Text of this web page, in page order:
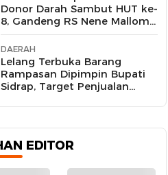
Donor Darah Sambut HUT ke-
8, Gandeng RS Nene Mallomo
dan Polres
DAERAH
Lelang Terbuka Barang
Rampasan Dipimpin Bupati
Sidrap, Target Penjualan
Limit hingga Rp104,6 Juta
EDITOR